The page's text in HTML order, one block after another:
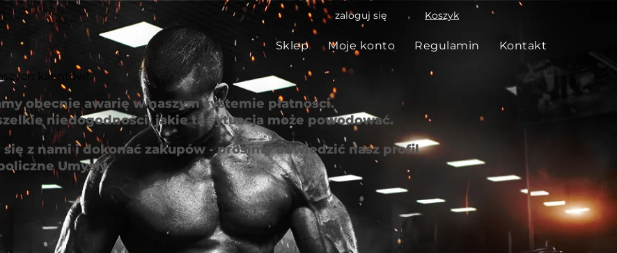
Koszyk
zaloguj się
Sklep Moje konto Regulamin Kontakt
klientów!
obecnie awarię w naszym systemie płatności.
niedogodności, jakie ta sytuacja może powodować.
z nami i dokonać zakupów - prosimy odwiedzić nasz profil
Umysły